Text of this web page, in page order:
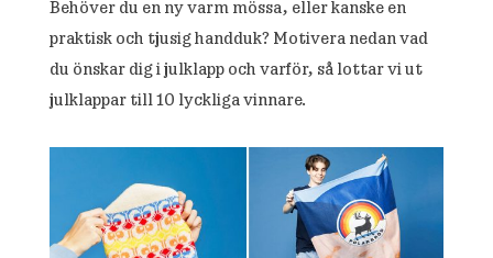
Behöver du en ny varm mössa, eller kanske en
praktisk och tjusig handduk? Motivera nedan vad
du önskar dig i julklapp och varför, så lottar vi ut
julklappar till 10 lyckliga vinnare.